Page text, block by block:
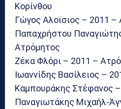
Κορίνθου
Γώγος Αλοϊσιος – 2011 –
Παπαχρήστου
Ατρόμητος
Ζέκα Φλόρι – 2011 –
Ιωαννίδης Βασίλειος –
Καμπουράκης Στέφανος
Παναγιωτάκης Μιχαήλ-